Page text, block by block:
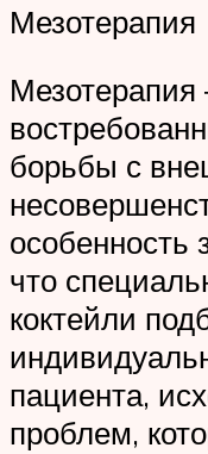
Мезотерапия
борьбы с
особенность
что
коктейли
пациента,
проблем,